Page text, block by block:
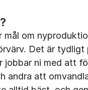
mål om
Det är tydligt
jobbar ni med att
andra att